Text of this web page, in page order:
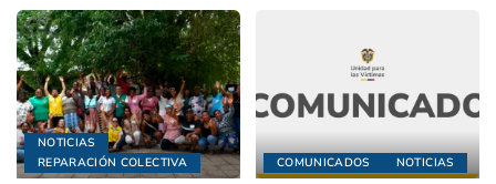
NOTICIAS
REPARACIÓN COLECTIVA
COMUNICADOS NOTICIAS